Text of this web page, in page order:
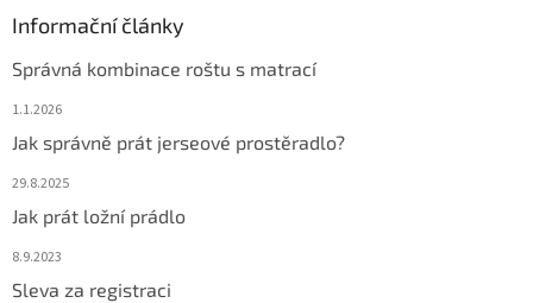
Informační články
Správná kombinace roštu s matrací
1.1.2026
Jak správně prát jerseové prostěradlo?
29.8.2025
Jak prát ložní prádlo
8.9.2023
Sleva za registraci